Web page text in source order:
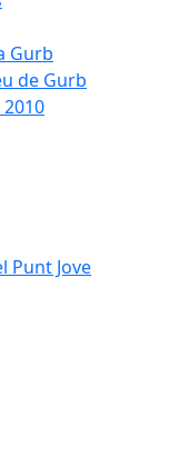
Gurb
de Gurb
2010
Punt Jove